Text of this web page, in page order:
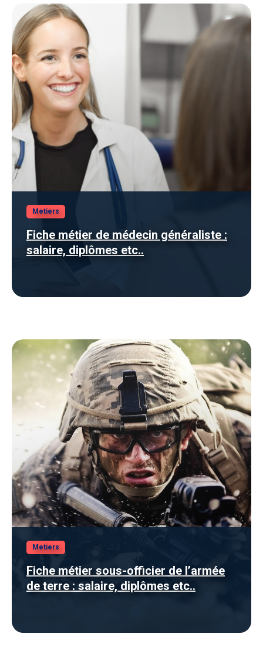
Metiers
Fiche métier de médecin généraliste :
salaire, diplômes etc..
Metiers
Fiche métier sous-officier de l’armée
de terre : salaire, diplômes etc..